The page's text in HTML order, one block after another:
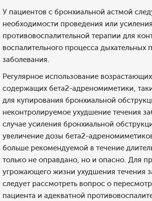
У пациентов с бронхиальной астмой
необходимости проведения или усиления
противовоспалительной терапии для
воспалительного процесса дыхательных
заболевания.
Регулярное использование
содержащих бета2-адреномиметики,
для купирования бронхиальной
неконтролируемое ухудшение течения
случае усиления бронхиальной
увеличение дозы бета2-
больше рекомендуемой в течение
только не оправдано, но и опасно. Для
угрожающего жизни ухудшения течения
следует рассмотреть вопрос о
пациента и адекватной